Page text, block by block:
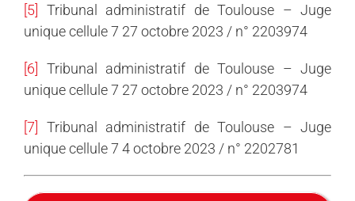
[5]
Tribunal administratif de Toulouse – Juge
unique cellule 7 27 octobre 2023 / n° 2203974
[6]
Tribunal administratif de Toulouse – Juge
unique cellule 7 27 octobre 2023 / n° 2203974
[7]
Tribunal administratif de Toulouse – Juge
unique cellule 7 4 octobre 2023 / n° 2202781